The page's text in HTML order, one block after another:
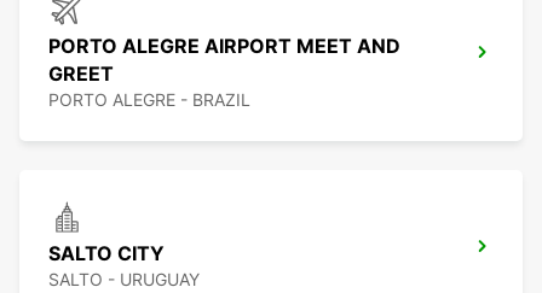
PORTO ALEGRE AIRPORT MEET AND
GREET
PORTO ALEGRE - BRAZIL
SALTO CITY
SALTO - URUGUAY